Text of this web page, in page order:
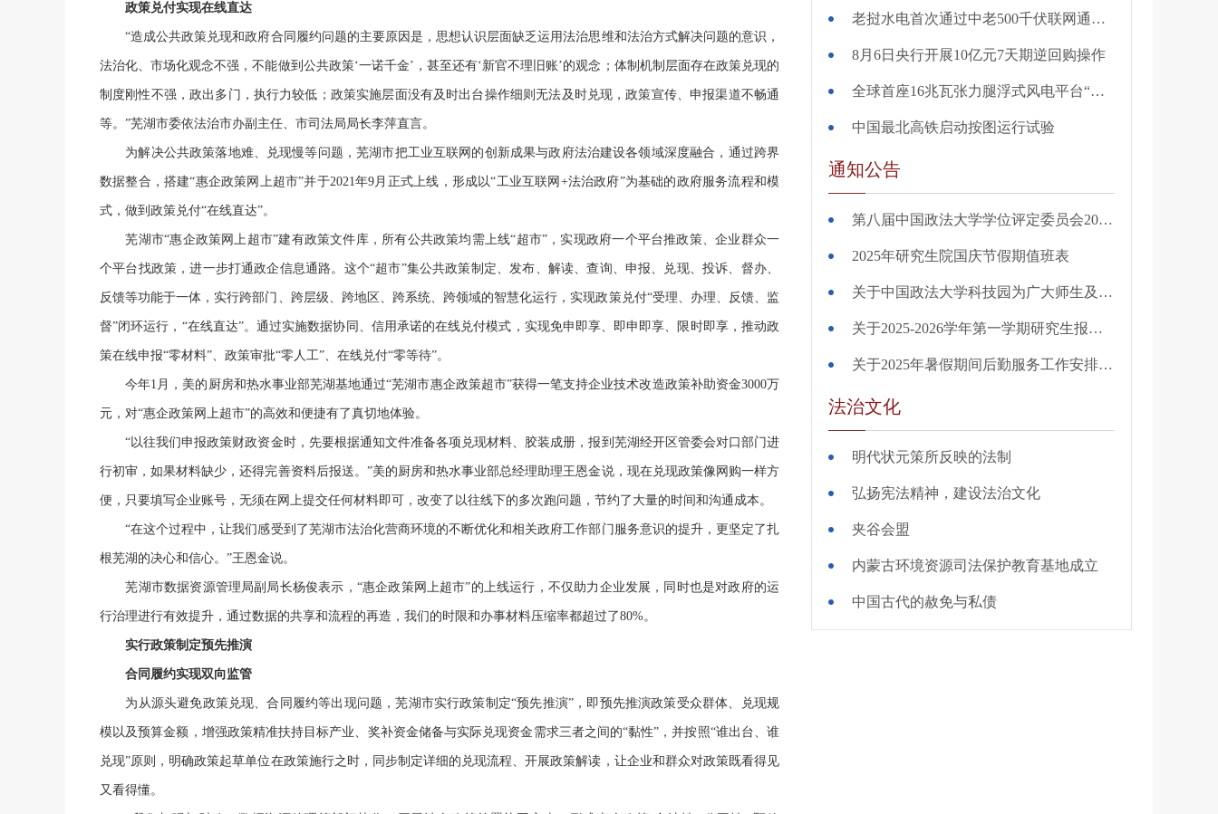
政策兑付实现在线直达
“造成公共政策兑现和政府合同履约问题的主要原因是，思想认识层面缺乏运用法治思维和法治方式解决问题的意识，
法治化、市场化观念不强，不能做到公共政策‘一诺千金’，甚至还有‘新官不理旧账’的观念；体制机制层面存在政策兑现的
制度刚性不强，政出多门，执行力较低；政策实施层面没有及时出台操作细则无法及时兑现，政策宣传、申报渠道不畅通
等。”芜湖市委依法治市办副主任、市司法局局长李萍直言。
为解决公共政策落地难、兑现慢等问题，芜湖市把工业互联网的创新成果与政府法治建设各领域深度融合，通过跨界
数据整合，搭建“惠企政策网上超市”并于2021年9月正式上线，形成以“工业互联网+法治政府”为基础的政府服务流程和模
式，做到政策兑付“在线直达”。
芜湖市“惠企政策网上超市”建有政策文件库，所有公共政策均需上线“超市”，实现政府一个平台推政策、企业群众一
个平台找政策，进一步打通政企信息通路。这个“超市”集公共政策制定、发布、解读、查询、申报、兑现、投诉、督办、
反馈等功能于一体，实行跨部门、跨层级、跨地区、跨系统、跨领域的智慧化运行，实现政策兑付“受理、办理、反馈、监
督”闭环运行，“在线直达”。通过实施数据协同、信用承诺的在线兑付模式，实现免申即享、即申即享、限时即享，推动政
策在线申报“零材料”、政策审批“零人工”、在线兑付“零等待”。
今年1月，美的厨房和热水事业部芜湖基地通过“芜湖市惠企政策超市”获得一笔支持企业技术改造政策补助资金3000万
元，对“惠企政策网上超市”的高效和便捷有了真切地体验。
“以往我们申报政策财政资金时，先要根据通知文件准备各项兑现材料、胶装成册，报到芜湖经开区管委会对口部门进
行初审，如果材料缺少，还得完善资料后报送。”美的厨房和热水事业部总经理助理王恩金说，现在兑现政策像网购一样方
便，只要填写企业账号，无须在网上提交任何材料即可，改变了以往线下的多次跑问题，节约了大量的时间和沟通成本。
“在这个过程中，让我们感受到了芜湖市法治化营商环境的不断优化和相关政府工作部门服务意识的提升，更坚定了扎
根芜湖的决心和信心。”王恩金说。
芜湖市数据资源管理局副局长杨俊表示，“惠企政策网上超市”的上线运行，不仅助力企业发展，同时也是对政府的运
行治理进行有效提升，通过数据的共享和流程的再造，我们的时限和办事材料压缩率都超过了80%。
实行政策制定预先推演
合同履约实现双向监管
为从源头避免政策兑现、合同履约等出现问题，芜湖市实行政策制定“预先推演”，即预先推演政策受众群体、兑现规
模以及预算金额，增强政策精准扶持目标产业、奖补资金储备与实际兑现资金需求三者之间的“黏性”，并按照“谁出台、谁
兑现”原则，明确政策起草单位在政策施行之时，同步制定详细的兑现流程、开展政策解读，让企业和群众对政策既看得见
又看得懂。
老挝水电首次通过中老500千伏联网通道送达粤港澳大湾区
8月6日央行开展10亿元7天期逆回购操作
全球首座16兆瓦张力腿浮式风电平台“海油安澜号”正式投用
中国最北高铁启动按图运行试验
通知公告
第八届中国政法大学学位评定委员会2025年12月关于授予学位的决定
2025年研究生院国庆节假期值班表
关于中国政法大学科技园为广大师生及校友 提供相关服务项目的公告
关于2025-2026学年第一学期研究生报到注册事宜的通知
关于2025年暑假期间后勤服务工作安排的通知
法治文化
明代状元策所反映的法制
弘扬宪法精神，建设法治文化
夹谷会盟
内蒙古环境资源司法保护教育基地成立
中国古代的赦免与私债